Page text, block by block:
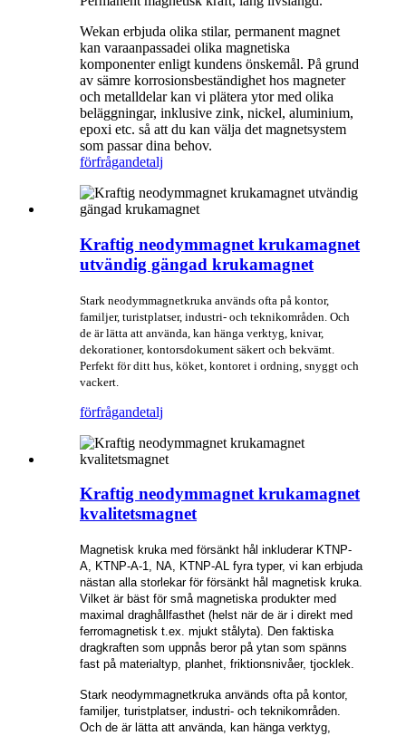
Wekan erbjuda olika stilar, permanent magnet
kan varaanpassadei olika magnetiska
komponenter enligt kundens önskemål. På grund
av sämre korrosionsbeständighet hos magneter
och metalldelar kan vi plätera ytor med olika
beläggningar, inklusive zink, nickel, aluminium,
epoxi etc. så att du kan välja det magnetsystem
som passar dina behov.
förfrågandetalj
Kraftig neodymmagnet krukamagnet
utvändig gängad krukamagnet
Stark neodymmagnetkruka används ofta på kontor,
familjer, turistplatser, industri- och teknikområden. Och
de är lätta att använda, kan hänga verktyg, knivar,
dekorationer, kontorsdokument säkert och bekvämt.
Perfekt för ditt hus, köket, kontoret i ordning, snyggt och
vackert.
förfrågandetalj
Kraftig neodymmagnet krukamagnet
kvalitetsmagnet
Magnetisk kruka med försänkt hål inkluderar KTNP-
A, KTNP-A-1, NA, KTNP-AL fyra typer, vi kan erbjuda
nästan alla storlekar för försänkt hål magnetisk kruka.
Vilket är bäst för små magnetiska produkter med
maximal draghållfasthet (helst när de är i direkt med
ferromagnetisk t.ex. mjukt stålyta). Den faktiska
dragkraften som uppnås beror på ytan som spänns
fast på materialtyp, planhet, friktionsnivåer, tjocklek.
Stark neodymmagnetkruka används ofta på kontor,
familjer, turistplatser, industri- och teknikområden.
Och de är lätta att använda, kan hänga verktyg,